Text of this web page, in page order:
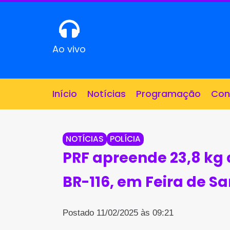
Ao vivo
Início Notícias Programação
NOTÍCIAS POLÍCIA
PRF apreende 23,8
BR-116, em Feira de
Postado 11/02/2025 às 09:21